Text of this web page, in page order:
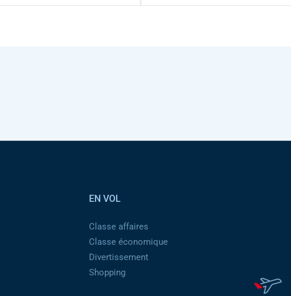
EN VOL
Classe affaires
Classe économique
Divertissement
Shopping